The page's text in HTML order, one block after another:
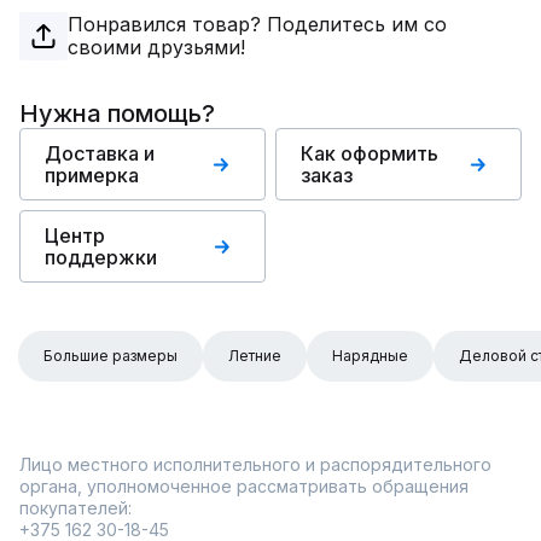
Понравился товар? Поделитесь им со
своими друзьями!
Нужна помощь?
Доставка и
примерка
Как оформить
заказ
Центр
поддержки
Большие размеры Летние Нарядные Деловой
Лицо местного исполнительного и распорядительного
органа, уполномоченное рассматривать обращения
покупателей:
+375 162 30-18-45